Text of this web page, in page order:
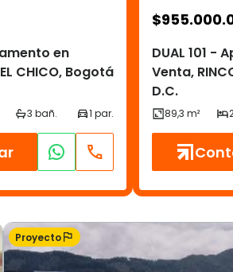
en
CHICO, Bogotá
$
DUAL 101 -
Venta,
D.C.
Proyecto